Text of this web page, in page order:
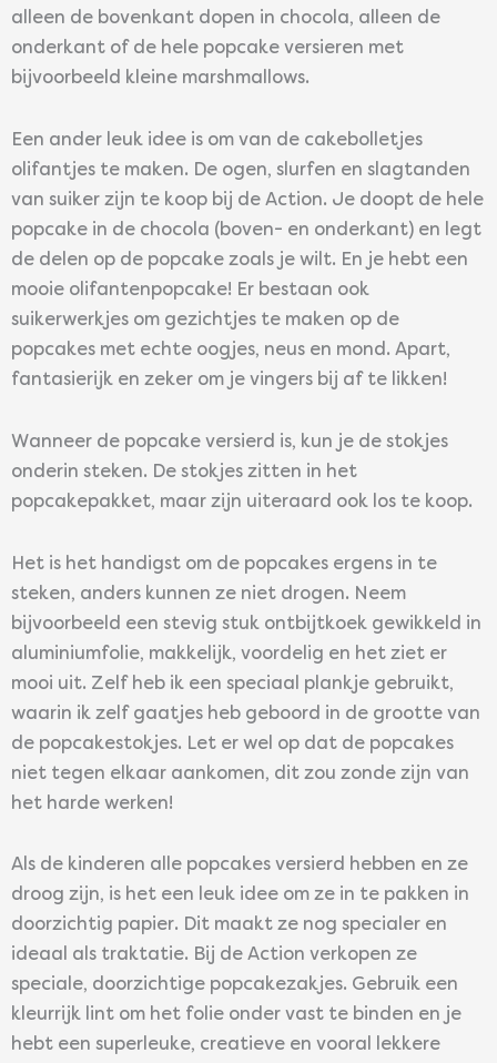
alleen de bovenkant dopen in chocola, alleen de
onderkant of de hele popcake versieren met
bijvoorbeeld kleine marshmallows.
Een ander leuk idee is om van de cakebolletjes
olifantjes te maken. De ogen, slurfen en slagtanden
van suiker zijn te koop bij de Action. Je doopt de hele
popcake in de chocola (boven- en onderkant) en legt
de delen op de popcake zoals je wilt. En je hebt een
mooie olifantenpopcake! Er bestaan ook
suikerwerkjes om gezichtjes te maken op de
popcakes met echte oogjes, neus en mond. Apart,
fantasierijk en zeker om je vingers bij af te likken!
Wanneer de popcake versierd is, kun je de stokjes
onderin steken. De stokjes zitten in het
popcakepakket, maar zijn uiteraard ook los te koop.
Het is het handigst om de popcakes ergens in te
steken, anders kunnen ze niet drogen. Neem
bijvoorbeeld een stevig stuk ontbijtkoek gewikkeld in
aluminiumfolie, makkelijk, voordelig en het ziet er
mooi uit. Zelf heb ik een speciaal plankje gebruikt,
waarin ik zelf gaatjes heb geboord in de grootte van
de popcakestokjes. Let er wel op dat de popcakes
niet tegen elkaar aankomen, dit zou zonde zijn van
het harde werken!
Als de kinderen alle popcakes versierd hebben en ze
droog zijn, is het een leuk idee om ze in te pakken in
doorzichtig papier. Dit maakt ze nog specialer en
ideaal als traktatie. Bij de Action verkopen ze
speciale, doorzichtige popcakezakjes. Gebruik een
kleurrijk lint om het folie onder vast te binden en je
hebt een superleuke, creatieve en vooral lekkere